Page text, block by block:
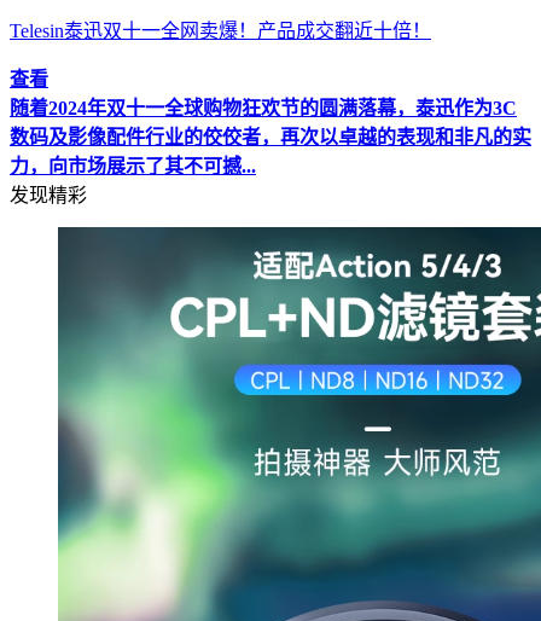
Telesin泰迅双十一全网卖爆！产品成交翻近十倍！
查看
随着2024年双十一全球购物狂欢节的圆满落幕，泰迅作为3C
数码及影像配件行业的佼佼者，再次以卓越的表现和非凡的实
力，向市场展示了其不可撼...
发现精彩